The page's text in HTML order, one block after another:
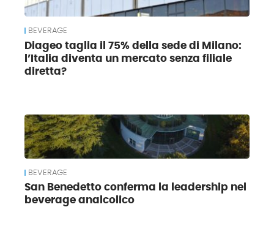
BEVERAGE
Diageo taglia il 75% della sede di Milano:
l’Italia diventa un mercato senza filiale
diretta?
BEVERAGE
San Benedetto conferma la leadership nel
beverage analcolico